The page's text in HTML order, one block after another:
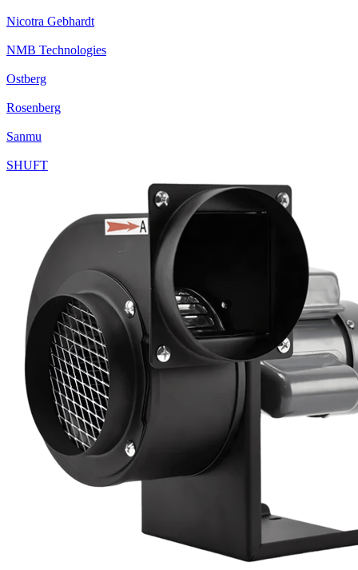
Nicotra Gebhardt
NMB Technologies
Ostberg
Rosenberg
Sanmu
SHUFT